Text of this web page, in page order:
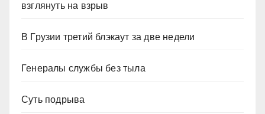
взглянуть на взрыв
В Грузии третий блэкаут за две недели
Генералы службы без тыла
Суть подрыва